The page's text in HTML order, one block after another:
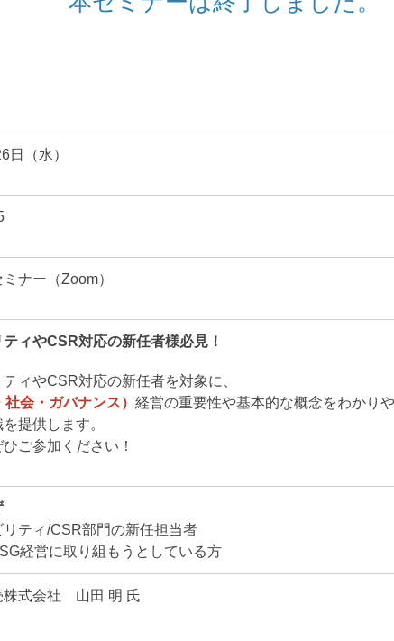
日（水）
ナー（Zoom）
ィやCSR対応の新任者様必見！
ィやCSR対応の新任者を対象に、
会・ガバナンス） 経営の重要性や基本的な概念をわかり
提供します。
ご参加ください！
リティ/CSR部門の新任担当者
経営に取り組もうとしている方
株式会社 山田 明 氏